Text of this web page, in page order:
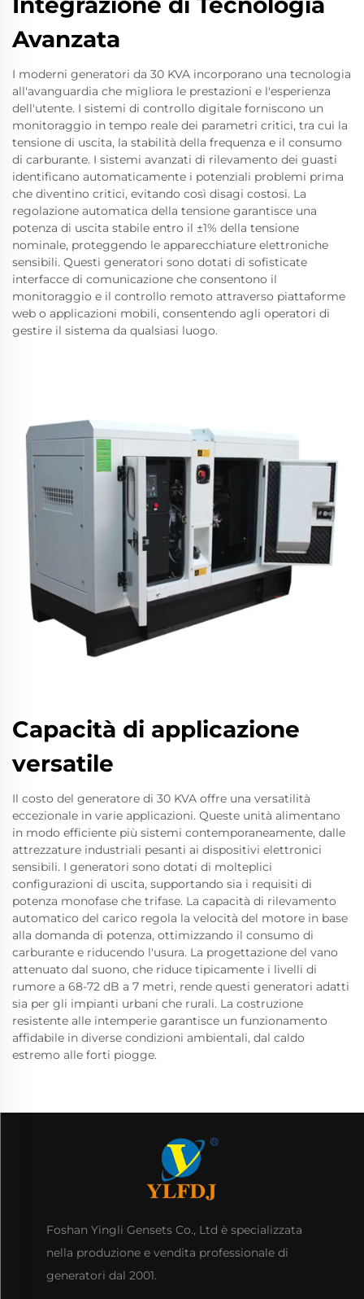
Avanzata
I moderni generatori da 30 KVA incorporano una tecnologia
all'avanguardia che migliora le prestazioni e l'esperienza
dell'utente. I sistemi di controllo digitale forniscono un
monitoraggio in tempo reale dei parametri critici, tra cui la
tensione di uscita, la stabilità della frequenza e il consumo
di carburante. I sistemi avanzati di rilevamento dei guasti
identificano automaticamente i potenziali problemi prima
che diventino critici, evitando così disagi costosi. La
regolazione automatica della tensione garantisce una
potenza di uscita stabile entro il ±1% della tensione
nominale, proteggendo le apparecchiature elettroniche
sensibili. Questi generatori sono dotati di sofisticate
interfacce di comunicazione che consentono il
monitoraggio e il controllo remoto attraverso piattaforme
web o applicazioni mobili, consentendo agli operatori di
gestire il sistema da qualsiasi luogo.
Capacità di applicazione
versatile
Il costo del generatore di 30 KVA offre una versatilità
eccezionale in varie applicazioni. Queste unità alimentano
in modo efficiente più sistemi contemporaneamente, dalle
attrezzature industriali pesanti ai dispositivi elettronici
sensibili. I generatori sono dotati di molteplici
configurazioni di uscita, supportando sia i requisiti di
potenza monofase che trifase. La capacità di rilevamento
automatico del carico regola la velocità del motore in base
alla domanda di potenza, ottimizzando il consumo di
carburante e riducendo l'usura. La progettazione del vano
attenuato dal suono, che riduce tipicamente i livelli di
rumore a 68-72 dB a 7 metri, rende questi generatori adatti
sia per gli impianti urbani che rurali. La costruzione
resistente alle intemperie garantisce un funzionamento
affidabile in diverse condizioni ambientali, dal caldo
estremo alle forti piogge.
Foshan Yingli Gensets Co., Ltd è specializzata
nella produzione e vendita professionale di
generatori dal 2001.